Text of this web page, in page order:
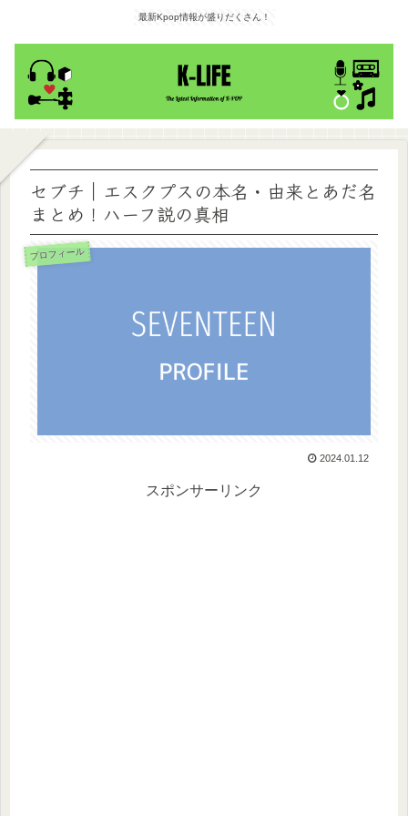
最新Kpop情報が盛りだくさん！
セブチ｜エスクプスの本名・由来とあだ名
まとめ！ハーフ説の真相
プロフィール
2024.01.12
スポンサーリンク